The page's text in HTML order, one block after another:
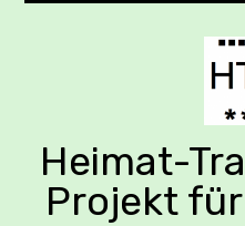
Heimat-
Projekt